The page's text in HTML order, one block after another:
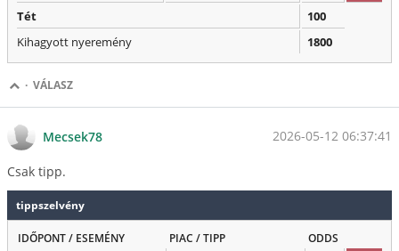
Tét
100
Kihagyott nyeremény
1800
· VÁLASZ
Mecsek78 2026-05-12 06:37:41
Csak tipp.
tippszelvény
IDŐPONT / ESEMÉNY PIAC / TIPP ODDS